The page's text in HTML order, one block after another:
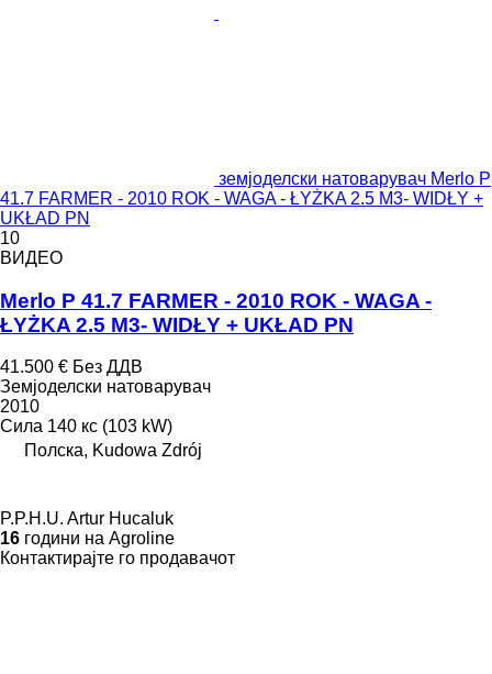
земјоделски натоварувач Merlo P
41.7 FARMER - 2010 ROK - WAGA - ŁYŻKA 2.5 M3- WIDŁY +
UKŁAD PN
10
ВИДЕО
Merlo P 41.7 FARMER - 2010 ROK - WAGA -
ŁYŻKA 2.5 M3- WIDŁY + UKŁAD PN
41.500 € Без ДДВ
Земјоделски натоварувач
2010
Сила 140 кс (103 kW)
Полска, Kudowa Zdrój
P.P.H.U. Artur Hucaluk
16 години на Agroline
Контактирајте го продавачот